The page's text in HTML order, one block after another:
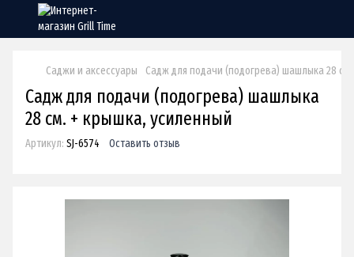
Саджи и аксессуары Садж для подачи (подогрева) шашлыка 28
Садж для подачи (подогрева) шашлыка
28 см. + крышка, усиленный
Артикул: SJ-6574 Оставить отзыв